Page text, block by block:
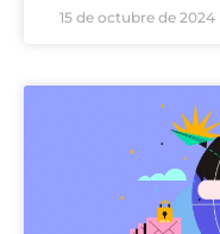
15 de octubre de 2024